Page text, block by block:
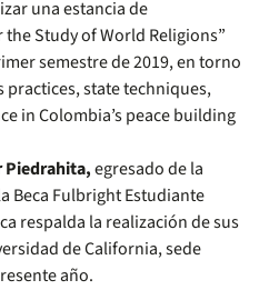
una estancia de
Study of World Religions”
semestre de 2019, en torno
state techniques,
in Colombia’s peace building
Piedrahita,egresado de la
Beca Fulbright Estudiante
respalda la realización de sus
de California, sede
año.